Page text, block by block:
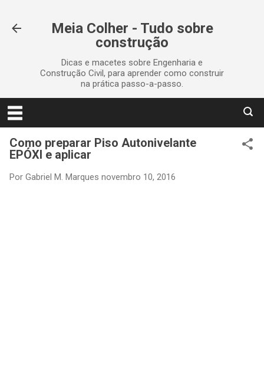
Meia Colher - Tudo sobre
construção
Dicas e macetes sobre Engenharia e
Construção Civil, para aprender como construir
na prática passo-a-passo.
Como preparar Piso Autonivelante
EPÓXI e aplicar
Por Gabriel M. Marques novembro 10, 2016